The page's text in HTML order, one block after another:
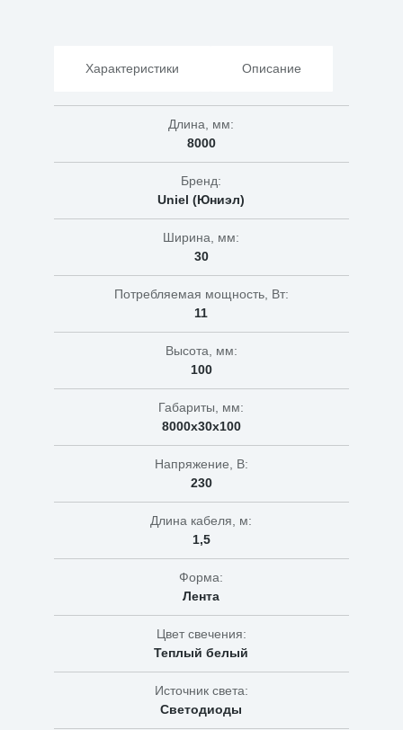
теплыйХарактеристики Описание
Длина, мм:
8000
Бренд:
Uniel (Юниэл)
Ширина, мм:
30
Потребляемая мощность, Вт:
11
Высота, мм:
100
Габариты, мм:
8000х30х100
Напряжение, В:
230
Длина кабеля, м:
1,5
Форма:
Лента
Цвет свечения:
Теплый белый
Источник света:
Светодиоды